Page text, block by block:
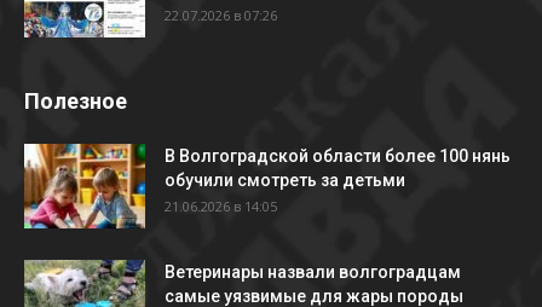
22.07.2026 в 07:26
Полезное
В Волгоградской области более 100 нянь
обучили смотреть за детьми
21.06.2026 в 14:05
Ветеринары назвали волгоградцам
самые уязвимые для жары породы